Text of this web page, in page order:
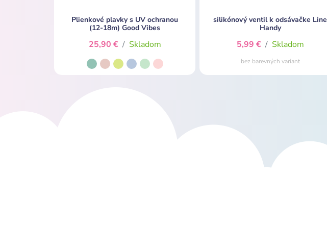
Plienkové plavky s UV ochranou
(12-18m) Good Vibes
25,90 € / Skladom
silikónový ventil k odsávačke Line
Handy
5,99 € / Skladom
bez barevných variant